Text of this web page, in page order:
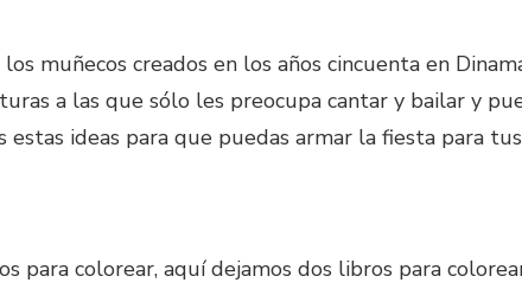
muñecos creados en los años cincuenta en
a las que sólo les preocupa cantar y bailar y
ideas para que puedas armar la fiesta para
para colorear, aquí dejamos dos libros para